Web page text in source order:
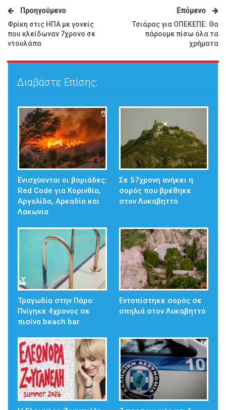
Προηγούμενο
Φρίκη στις ΗΠΑ με γονείς
που κλείδωναν 7χρονο σε
ντουλάπα
Επόμενο
Τσιάρας για ΟΠΕΚΕΠΕ: Θα
πάρουμε πίσω όλα τα
χρήματα
Διαβάστε Επίσης:
Ενισχύονται οι βοριάδες:
Red Code για Κορινθία,
Αργολίδα, Αρκαδία και
Λακωνία
Σε 57χρονη ανήκει η
σορός που βρέθηκε
στον Λυκαβηττό
Τραγωδία στην Πάρο:
Πνίγηκε 4χρονος σε
πισίνα beach bar
Εντοπίστηκε σορός σε
σπηλιά στον Λυκαβηττό